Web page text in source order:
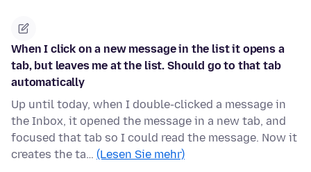
When I click on a new message in the list it opens a
tab, but leaves me at the list. Should go to that tab
automatically
Up until today, when I double-clicked a message in
the Inbox, it opened the message in a new tab, and
focused that tab so I could read the message. Now it
creates the ta… (Lesen Sie mehr)